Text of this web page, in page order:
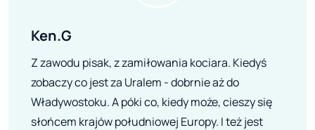
Ken.G
Z zawodu pisak, z zamiłowania kociara. Kiedyś
zobaczy co jest za Uralem - dobrnie aż do
Władywostoku. A póki co, kiedy może, cieszy się
słońcem krajów południowej Europy. I też jest